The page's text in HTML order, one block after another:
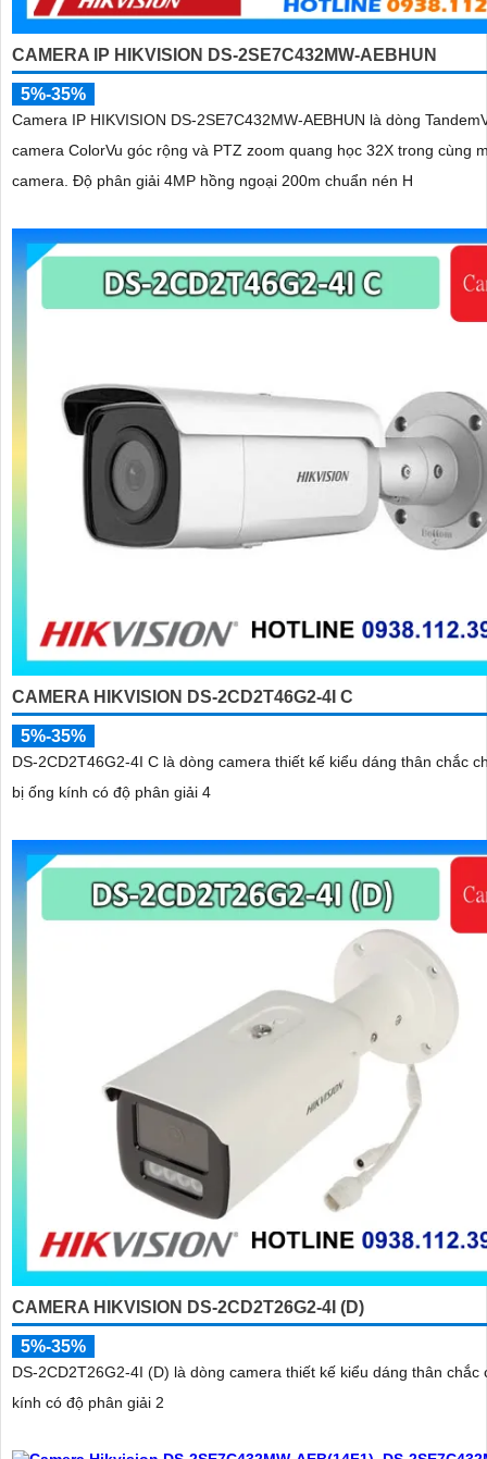
CAMERA IP HIKVISION DS-2SE7C432MW-AEBHUN
5%-35%
Camera IP HIKVISION DS-2SE7C432MW-AEBHUN là dòng
camera ColorVu góc rộng và PTZ zoom quang học 32X trong cùng
camera. Độ phân giải 4MP hồng ngoại 200m chuẩn nén H
CAMERA HIKVISION DS-2CD2T46G2-4I C
5%-35%
DS-2CD2T46G2-4I C là dòng camera thiết kế kiểu dáng thân chắc
bị ống kính có độ phân giải 4
CAMERA HIKVISION DS-2CD2T26G2-4I (D)
5%-35%
DS-2CD2T26G2-4I (D) là dòng camera thiết kế kiểu dáng thân chắc
kính có độ phân giải 2